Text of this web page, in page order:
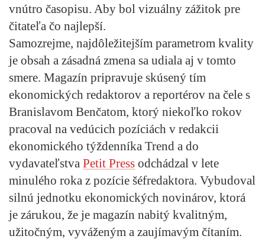
vnútro časopisu. Aby bol vizuálny zážitok pre
čitateľa čo najlepší.
Samozrejme, najdôležitejším parametrom kvality
je obsah a zásadná zmena sa udiala aj v tomto
smere. Magazín pripravuje skúsený tím
ekonomických redaktorov a reportérov na čele s
Branislavom Benčatom, ktorý niekoľko rokov
pracoval na vedúcich pozíciách v redakcii
ekonomického týždenníka Trend a do
vydavateľstva Petit Press odchádzal v lete
minulého roka z pozície šéfredaktora. Vybudoval
silnú jednotku ekonomických novinárov, ktorá
je zárukou, že je magazín nabitý kvalitným,
užitočným, vyváženým a zaujímavým čítaním.